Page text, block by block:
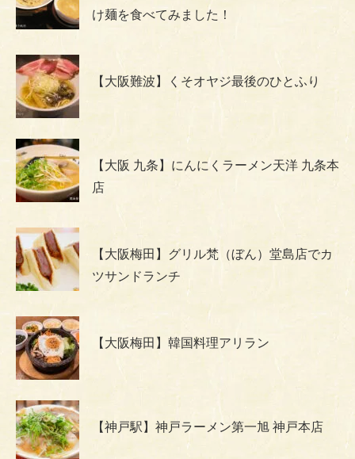
け麺を食べてみました！
【大阪難波】くそオヤジ最後のひとふり
【大阪 九条】にんにくラーメン天洋 九条本
店
【大阪梅田】グリル梵（ぼん）堂島店でカ
ツサンドランチ
【大阪梅田】韓国料理アリラン
【神戸駅】神戸ラーメン第一旭 神戸本店